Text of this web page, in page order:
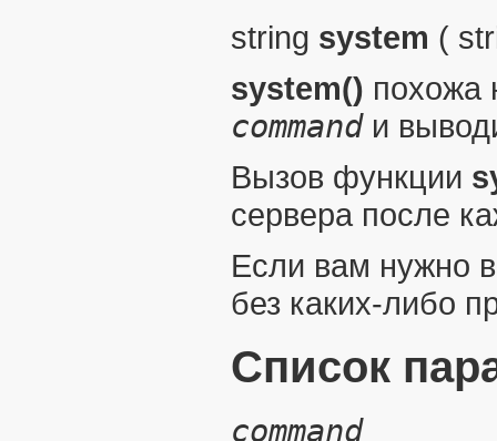
string system (
system() похожа
commandи
Вызов функции
сервера после
Если вам нужно
без каких-либо
Список
command